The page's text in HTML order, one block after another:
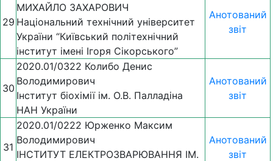
29
МИХАЙЛО ЗАХАРОВИЧ
Національний технічний університет
України “Київський політехнічний
інститут імені Ігоря Сікорського”
Анотований
звіт
30
2020.01/0322 Колибо Денис
Володимирович
Інститут біохімії ім. О.В. Палладіна
НАН України
Анотований
звіт
31
2020.01/0222 Юрженко Максим
Володимирович
ІНСТИТУТ ЕЛЕКТРОЗВАРЮВАННЯ ІМ.
Анотований
звіт